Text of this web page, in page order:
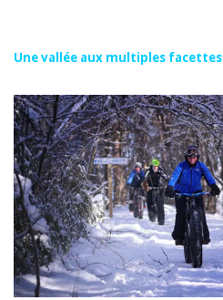
Une vallée aux multiples facettes